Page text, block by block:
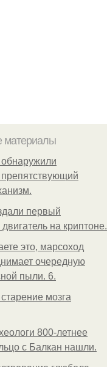
материалы
первый
на криптоне.
это, марсоход
очередную
пыли. 6.
мозга
800-летнее
с Балкан нашли.